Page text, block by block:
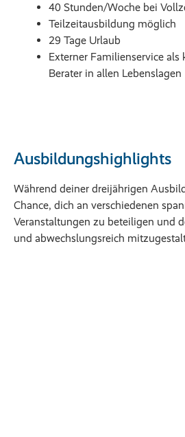
40 Stunden/Woche bei
Teilzeitausbildung möglich
29 Tage Urlaub
Externer Familienservice als
Berater in allen Lebenslagen
Ausbildungshighlights
Während deiner dreijährigen
Chance, dich an verschiedenen
Veranstaltungen zu beteiligen und
und abwechslungsreich